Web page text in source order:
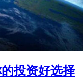
投资好选择